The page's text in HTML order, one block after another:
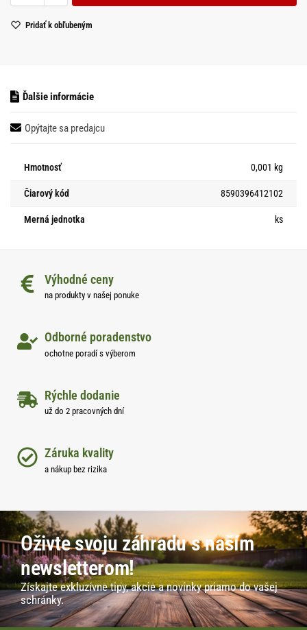
Pridať k obľubeným
Ďalšie informácie
Opýtajte sa predajcu
Hmotnosť 0,001 kg
Čiarový kód 8590396412102
Merná jednotka ks
Výhodné ceny
na produkty v našej ponuke
Odborné poradenstvo
ochotne poradí s výberom
Rýchle dodanie
už do 2 pracovných dní
Záruka kvality
a nákup bez rizika
Oživte svoju záhradu s naším
newsletterom!
Získajte exkluzívne tipy, akcie a novinky priamo do vašej
schránky.